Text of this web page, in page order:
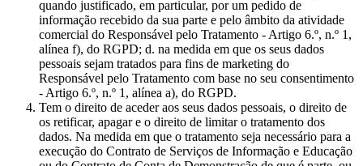
quando justificado, em particular, por um pedido de
informação recebido da sua parte e pelo âmbito da atividade
comercial do Responsável pelo Tratamento - Artigo 6.º, n.º 1,
alínea f), do RGPD; d. na medida em que os seus dados
pessoais sejam tratados para fins de marketing do
Responsável pelo Tratamento com base no seu consentimento
- Artigo 6.º, n.º 1, alínea a), do RGPD.
Tem o direito de aceder aos seus dados pessoais, o direito de
os retificar, apagar e o direito de limitar o tratamento dos
dados. Na medida em que o tratamento seja necessário para a
execução do Contrato de Serviços de Informação e Educação